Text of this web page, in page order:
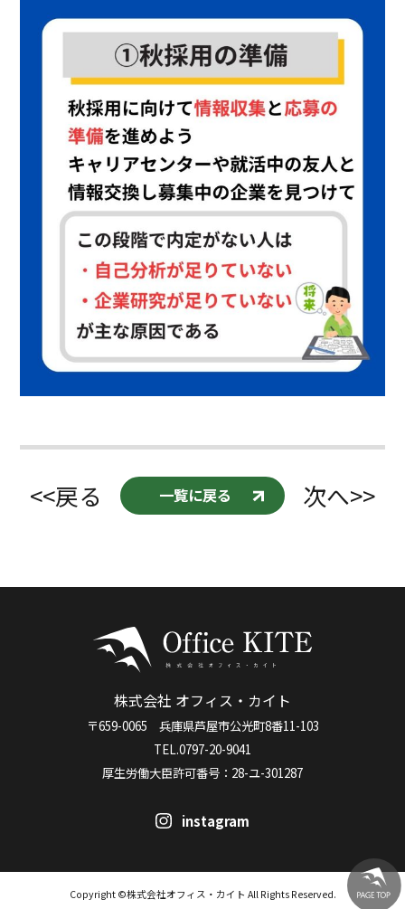
<<戻る 一覧に戻る 次へ>>
株式会社 オフィス・カイト
〒659-0065 兵庫県芦屋市公光町8番11-103
TEL.0797-20-9041
厚生労働大臣許可番号：28-ユ-301287
instagram
Copyright ©株式会社オフィス・カイト All Rights Reserved.